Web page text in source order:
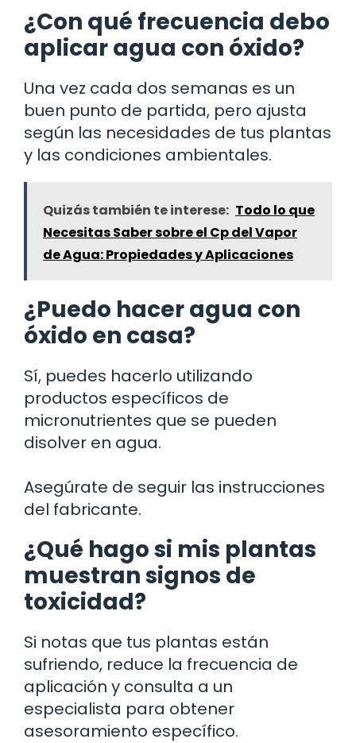
¿Con qué frecuencia debo
aplicar agua con óxido?
Una vez cada dos semanas es un
buen punto de partida, pero ajusta
según las necesidades de tus plantas
y las condiciones ambientales.
Quizás también te interese: Todo lo que
Necesitas Saber sobre el Cp del Vapor
de Agua: Propiedades y Aplicaciones
¿Puedo hacer agua con
óxido en casa?
Sí, puedes hacerlo utilizando
productos específicos de
micronutrientes que se pueden
disolver en agua.
Asegúrate de seguir las instrucciones
del fabricante.
¿Qué hago si mis plantas
muestran signos de
toxicidad?
Si notas que tus plantas están
sufriendo, reduce la frecuencia de
aplicación y consulta a un
especialista para obtener
asesoramiento específico.